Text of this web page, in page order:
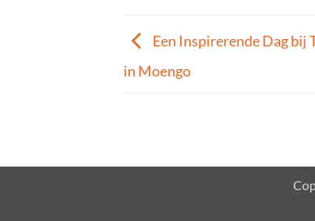
Een Inspirerende Dag bij
in Moengo